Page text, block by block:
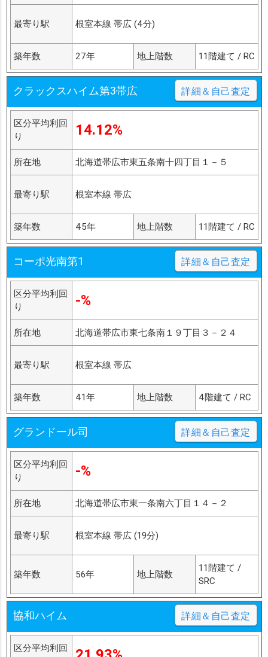
最寄り駅 根室本線 帯広 (4分)
築年数 27年 地上階数 11階建て / RC
クラックスハイム第3帯広 詳細＆自己査定
区分平均利回
り
14.12%
所在地 北海道帯広市東五条南十四丁目１－５
最寄り駅 根室本線 帯広
築年数 45年 地上階数 11階建て / RC
コーポ光南第1 詳細＆自己査定
区分平均利回
り
-%
所在地 北海道帯広市東七条南１９丁目３－２４
最寄り駅 根室本線 帯広
築年数 41年 地上階数 4階建て / RC
グランドール司 詳細＆自己査定
区分平均利回
り
-%
所在地 北海道帯広市東一条南六丁目１４－２
最寄り駅 根室本線 帯広 (19分)
築年数 56年 地上階数
11階建て /
SRC
協和ハイム 詳細＆自己査定
区分平均利回